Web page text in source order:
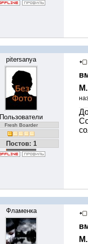
pitersanya
Пользователи
Fresh Boarder
Постов: 1
Фламенка